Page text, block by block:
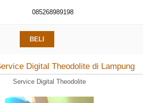
085268989198
BELI
Digital Theodolite di Lampung
Service Digital Theodolite